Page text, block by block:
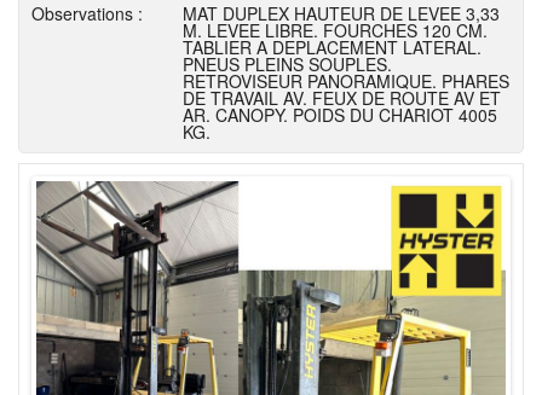
Observations :
MAT DUPLEX HAUTEUR DE LEVEE 3,33
M. LEVEE LIBRE. FOURCHES 120 CM.
TABLIER A DEPLACEMENT LATERAL.
PNEUS PLEINS SOUPLES.
RETROVISEUR PANORAMIQUE. PHARES
DE TRAVAIL AV. FEUX DE ROUTE AV ET
AR. CANOPY. POIDS DU CHARIOT 4005
KG.